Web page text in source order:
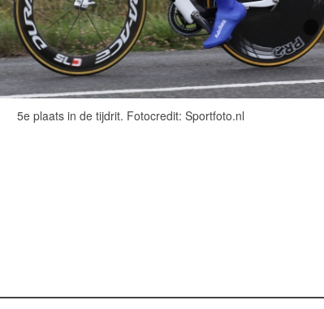
5e plaats in de tijdrit. Fotocredit: Sportfoto.nl